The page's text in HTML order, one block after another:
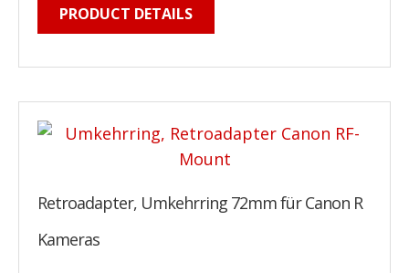
PRODUCT DETAILS
Retroadapter, Umkehrring 72mm für Canon R
Kameras